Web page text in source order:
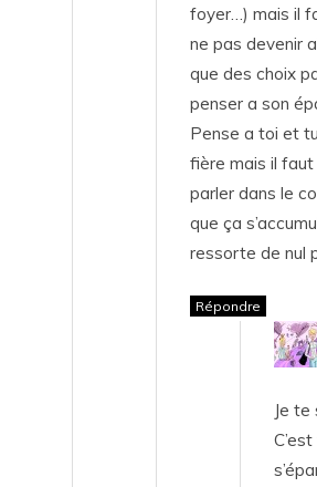
foyer…) mais il
ne pas devenir
que des choix
penser a son
Pense a toi et
fière mais il
parler dans le
que ça
ressorte de nul
Répondre
Je te